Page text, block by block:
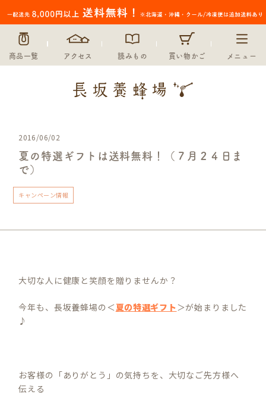
商品一覧 アクセス 読みもの 買い物かご メニュー
2016/06/02
夏の特選ギフトは送料無料！（７月２４日ま
で）
キャンペーン情報
大切な人に健康と笑顔を贈りませんか？
今年も、長坂養蜂場の＜夏の特選ギフト ＞が始まりました
♪
お客様の「ありがとう」の気持ちを、大切なご先方様へ
伝える